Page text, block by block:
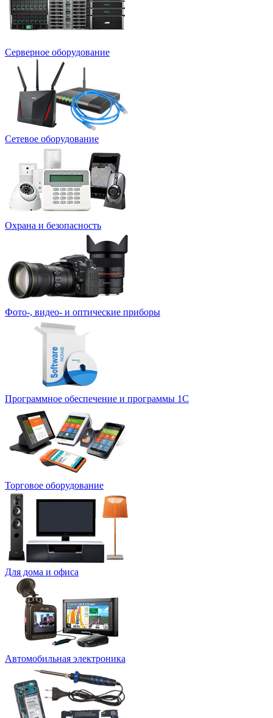
Серверное оборудование
Сетевое оборудование
Охрана и безопасность
Фото-, видео- и оптические приборы
Программное обеспечение и программы 1С
Торговое оборудование
Для дома и офиса
Автомобильная электроника